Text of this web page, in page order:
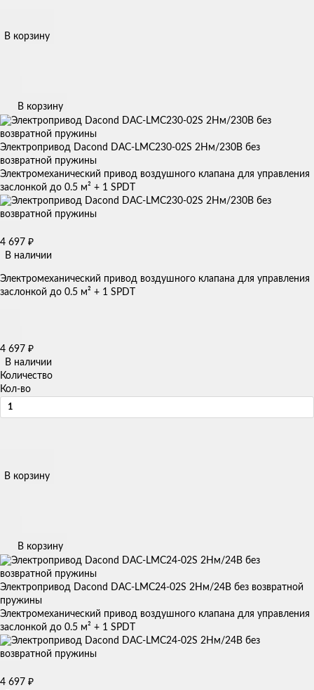
В корзину
В корзину
Электропривод Dacond DAC-LMC230-02S 2Нм/230В без
возвратной пружины
Электромеханический привод воздушного клапана для управления
заслонкой до 0.5 м² + 1 SPDT
4 697 ₽
В наличии
Электромеханический привод воздушного клапана для управления
заслонкой до 0.5 м² + 1 SPDT
4 697 ₽
В наличии
Количество
Кол-во
В корзину
В корзину
Электропривод Dacond DAC-LMC24-02S 2Нм/24В без возвратной
пружины
Электромеханический привод воздушного клапана для управления
заслонкой до 0.5 м² + 1 SPDT
4 697 ₽